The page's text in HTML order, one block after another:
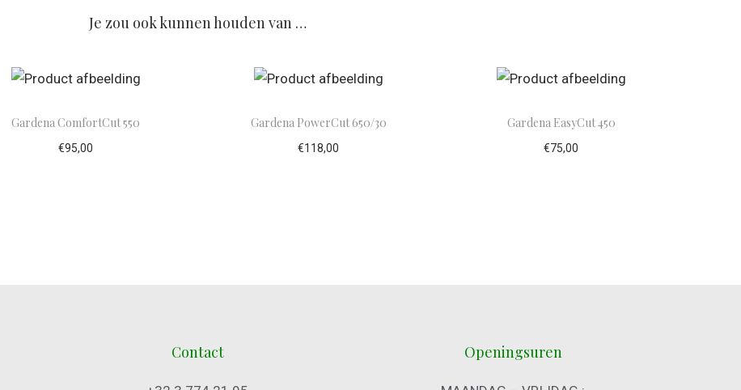
Je zou ook kunnen houden van …
Gardena ComfortCut 550
€95,00
Gardena PowerCut 650/30
€118,00
Gardena EasyCut 450
€75,00
Contact Openingsuren